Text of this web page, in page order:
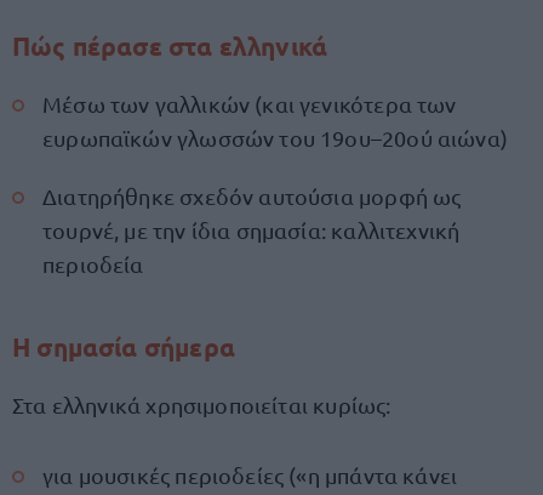
Πώς πέρασε στα ελληνικά
Μέσω των γαλλικών (και γενικότερα των
ευρωπαϊκών γλωσσών του 19ου–20ού αιώνα)
Διατηρήθηκε σχεδόν αυτούσια μορφή ως
τουρνέ, με την ίδια σημασία: καλλιτεχνική
περιοδεία
Η σημασία σήμερα
Στα ελληνικά χρησιμοποιείται κυρίως:
για μουσικές περιοδείες («η μπάντα κάνει